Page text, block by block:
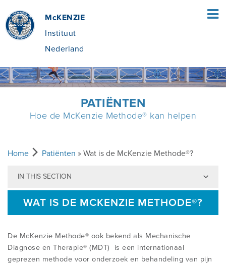
McKENZIE
Instituut
Nederland
HOME
PATIËNTEN
WAT IS DE MCKENZIE METHODE®?
WAT HOUDT DE MCKENZIE METHODE®
IN?
IS DE METHODE VOOR MIJ GESCHIKT?
THERAPEUTEN
DE MCKENZIE METHODE
MISVATTINGEN
OPLEIDING
INHOUD VAN DE CURSUSSEN
OVER MCKENZIE INTERNATIONAL
NIEUWS
PATIËNTEN
Hoe de McKenzie Methode® kan helpen
Home Patiënten » Wat is de McKenzie Methode®?
IN THIS SECTION
WAT IS DE MCKENZIE METHODE®?
De McKenzie Methode® ook bekend als Mechanische
Diagnose en Therapie® (MDT) is een internationaal
geprezen methode voor onderzoek en behandeling van pijn